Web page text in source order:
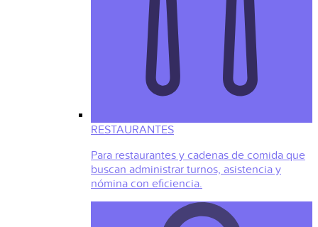
RESTAURANTES
Para restaurantes y cadenas de comida que
buscan administrar turnos, asistencia y
nómina con eficiencia.